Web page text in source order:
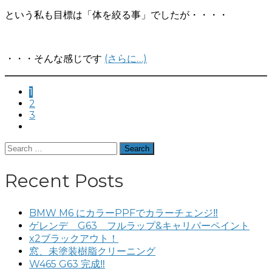
という私も目標は「体を絞る事」でしたが・・・・
・・・そんな感じです (さらに…)
paging-
navigation
1
2
3
Search
for:
Recent Posts
BMW M6 にカラーPPFでカラーチェンジ‼️
ゲレンデ G63 フルラップ&キャリパーペイント
x2ブラックアウト！
窓、未塗装樹脂クリーニング
W465 G63 完成‼️